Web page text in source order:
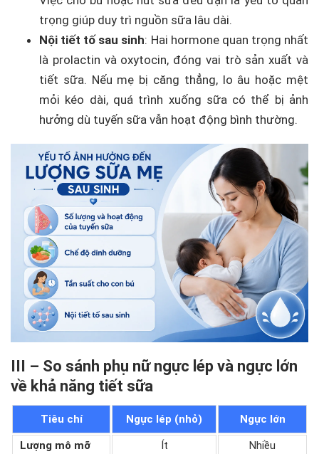
trọng giúp duy trì nguồn sữa lâu dài.
Nội tiết tố sau sinh: Hai hormone quan trọng nhất
là prolactin và oxytocin, đóng vai trò sản xuất và
tiết sữa. Nếu mẹ bị căng thẳng, lo âu hoặc mệt
mỏi kéo dài, quá trình xuống sữa có thể bị ảnh
hưởng dù tuyến sữa vẫn hoạt động bình thường.
III – So sánh phụ nữ ngực lép và ngực lớn
về khả năng tiết sữa
Tiêu chí Ngực lép (nhỏ) Ngực lớn
Lượng mô mỡ Ít
Nhiều